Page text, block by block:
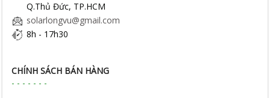
Q.Thủ Đức, TP.HCM
solarlongvu@gmail.com
8h - 17h30
CHÍNH SÁCH BÁN HÀNG